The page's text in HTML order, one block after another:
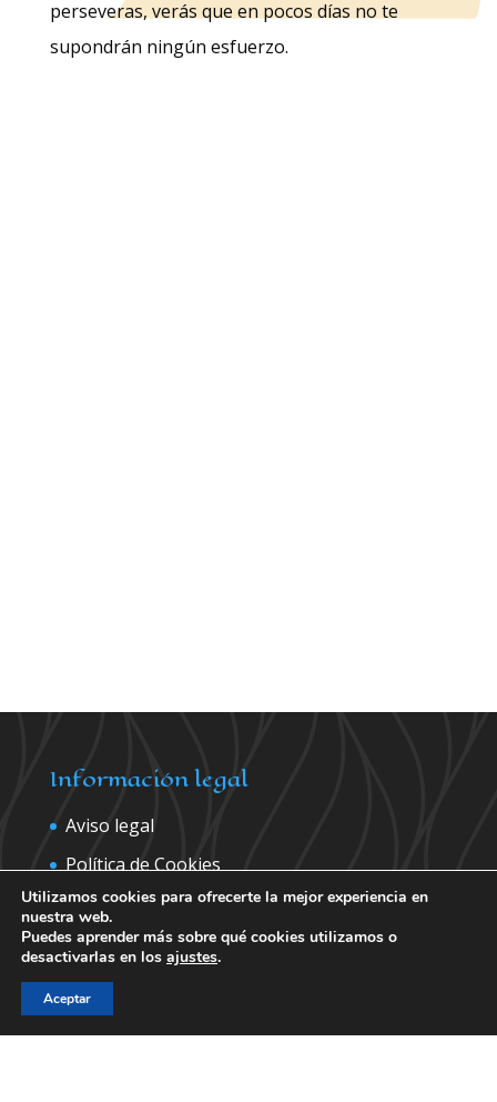
perseveras, verás que en pocos días no te
supondrán ningún esfuerzo.
Información legal
Aviso legal
Política de Cookies
Política de privacidad
Contáctanos para más información
Utilizamos cookies para ofrecerte la mejor experiencia en
nuestra web.
Puedes aprender más sobre qué cookies utilizamos o
desactivarlas en los ajustes.
Aceptar
💬 Hola, ¿Necesitas Ayuda?